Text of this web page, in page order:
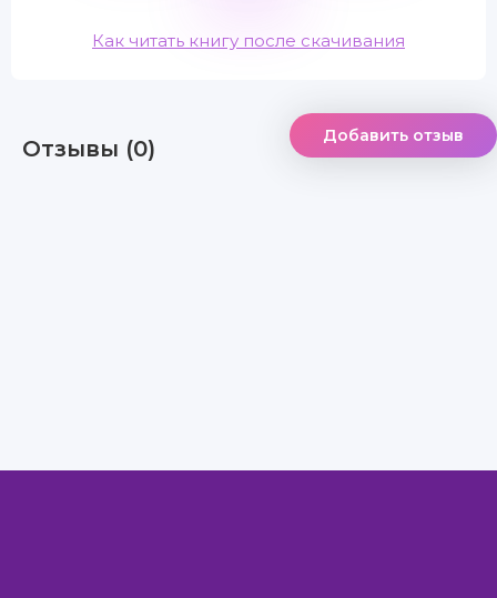
Как читать книгу после скачивания
Отзывы (0) Добавить отзыв